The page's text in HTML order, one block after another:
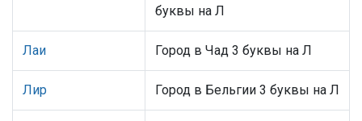
буквы на Л
Лаи Город в Чад 3 буквы на Л
Лир Город в Бельгии 3 буквы на Л